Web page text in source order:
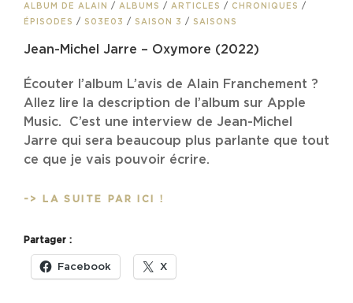
CAT
LINKS
ALBUM DE ALAIN / ALBUMS / ARTICLES / CHRONIQUES /
ÉPISODES / S03E03 / SAISON 3 / SAISONS
Jean-Michel Jarre – Oxymore (2022)
Écouter l’album L’avis de Alain Franchement ?
Allez lire la description de l’album sur Apple
Music. C’est une interview de Jean-Michel
Jarre qui sera beaucoup plus parlante que tout
ce que je vais pouvoir écrire.
-> LA SUITE PAR ICI !
OXYMORE
(2022)
Partager :
Facebook X